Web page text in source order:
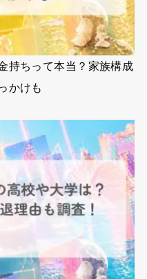
持ちって本当？家族構成
かけも